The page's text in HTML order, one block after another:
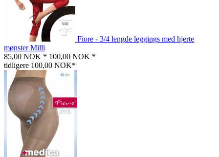
Fiore - 3/4 lengde leggings med hjerte
mønster Milli
85,00 NOK * 100,00 NOK *
tidligere 100,00 NOK*